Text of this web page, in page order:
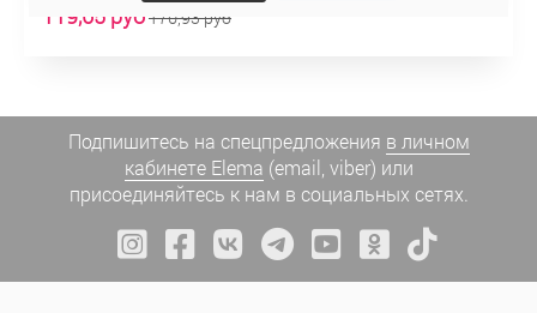
119,65 руб170,93 руб
Подпишитесь на спецпредложения в личном
кабинете Elema (email, viber) или
присоединяйтесь к нам в социальных сетях.